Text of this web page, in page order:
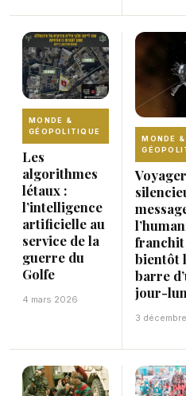
MONDE &
GÉOPOLITIQUE
Les
algorithmes
létaux :
l’intelligence
artificielle au
service de la
guerre du
Golfe
4 mars 2026
MONDE &
franchit
bientôt
barre
jour-
3